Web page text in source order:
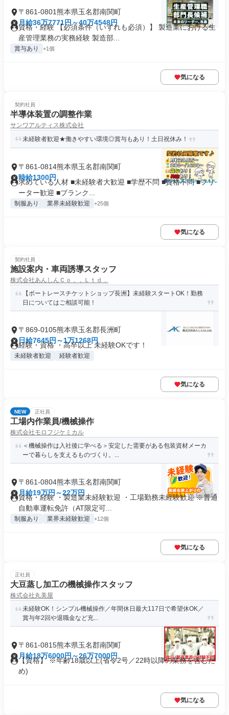
〒861-0801熊本県玉名郡南関町
月給36万7771円～40万4548円
資格・経験 【必須条件（いずれも必須）】 製造業における生
産管理業務の実務経験 製造部...
賞与あり +1個
気になる
契約社員
半導体装置の調整作業
サンワアルティス株式会社
未経験者歓迎★働きやすい環境◎賞与もあり！土日祝休み！
〒861-0814熊本県玉名郡南関町
時給1300円
求めている人材 ■未経験者大歓迎 ■学歴不問 ■資格不問 ■フリ
ーター歓迎 ■ブランク...
制服あり 業界未経験歓迎 +25個
気になる
契約社員
施設案内・車両誘導スタッフ
株式会社あんしんＣｏ．，Ｌｔｄ．
【ボートレースチケットショップ長洲】未経験スタートOK！勤務
日についてはご相談可能！
〒869-0105熊本県玉名郡長洲町
日給7645円～1万1268円
経験・資格 ・高卒以上 未経験OKです！
未経験者歓迎 経験者歓迎
気になる
NEW 正社員
工場内作業員/機械操作
株式会社モロフジケミカル
＜機械操作は入社後に学べる＞安定した需要がある包装資材メーカ
ーで暮らしを支えるものづくり。...
〒861-0804熊本県玉名郡南関町
月給19万円～22万円
資格・経験 ・製造業未経験歓迎 ・工場勤務未経験歓迎 ※普通
自動車運転免許（AT限定可...
制服あり 業界未経験歓迎 +12個
気になる
正社員
大豆蒸し加工の機械操作スタッフ
株式会社丸美屋
未経験OK！シンプル機械操作／年間休日最大117日で希望休OK／
賞与年2回や退職金など充...
〒861-0815熊本県玉名郡南関町
月給18万6000円～26万7000円
【資格】 ※年齢18歳以上(省令2号／22時以降の業務を含むた
め)
気になる